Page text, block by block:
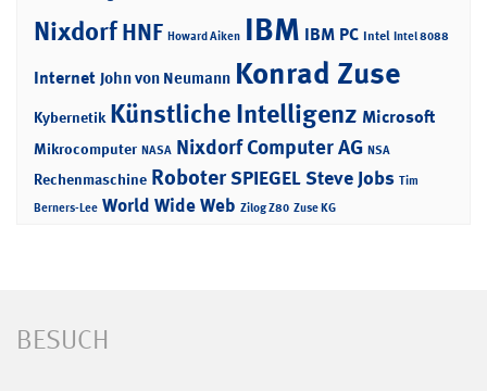
NixdorfHNF Howard Aiken IBM IBM PC Intel Intel 8088
Internet John von Neumann Konrad Zuse
Kybernetik Künstliche Intelligenz Microsoft
Mikrocomputer NASA Nixdorf Computer AG NSA
Rechenmaschine RoboterSPIEGELSteve Jobs Tim
Berners-Lee World Wide Web Zilog Z80 Zuse KG
BESUCH